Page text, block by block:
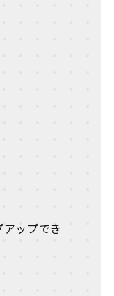
ップでき